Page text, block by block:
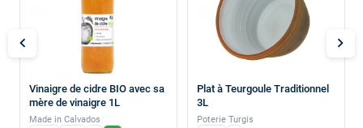
Vinaigre de cidre BIO avec sa
mère de vinaigre 1L
Made in Calvados
Plat à Teurgoule Traditionnel
3L
Poterie Turgis
chevron_left chevron_right